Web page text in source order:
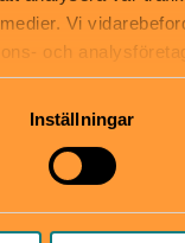
Vi
och
som du har
Inställningar
och toalett.
dag året om!